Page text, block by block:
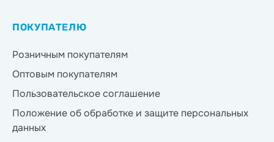
ПОКУПАТЕЛЮ
Розничным покупателям
Оптовым покупателям
Пользовательское соглашение
Положение об обработке и защите персональных
данных